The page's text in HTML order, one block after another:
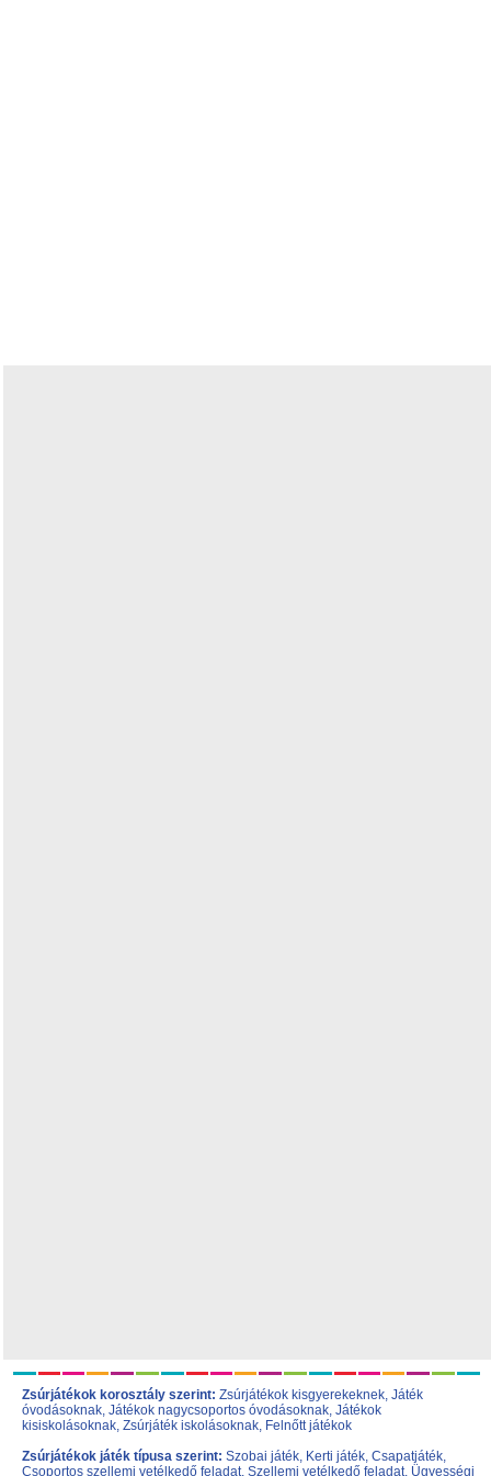
Zsúrjátékok korosztály szerint: Zsúrjátékok kisgyerekeknek, Játék
óvodásoknak, Játékok nagycsoportos óvodásoknak, Játékok
kisiskolásoknak, Zsúrjáték iskolásoknak, Felnőtt játékok
Zsúrjátékok játék típusa szerint: Szobai játék, Kerti játék, Csapatjáték,
Csoportos szellemi vetélkedő feladat, Szellemi vetélkedő feladat, Ügyességi